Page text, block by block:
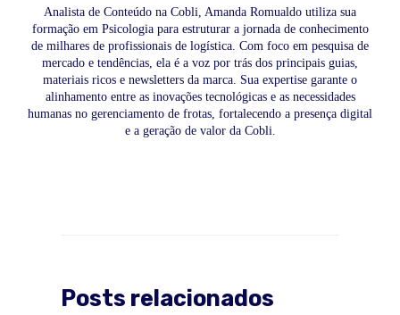
Analista de Conteúdo na Cobli, Amanda Romualdo utiliza sua
formação em Psicologia para estruturar a jornada de conhecimento
de milhares de profissionais de logística. Com foco em pesquisa de
mercado e tendências, ela é a voz por trás dos principais guias,
materiais ricos e newsletters da marca. Sua expertise garante o
alinhamento entre as inovações tecnológicas e as necessidades
humanas no gerenciamento de frotas, fortalecendo a presença digital
e a geração de valor da Cobli.
Posts relacionados